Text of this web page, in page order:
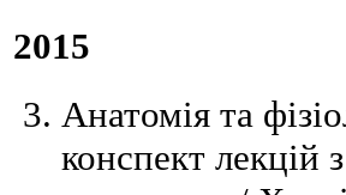
2015
Анатомія та
конспект лекцій